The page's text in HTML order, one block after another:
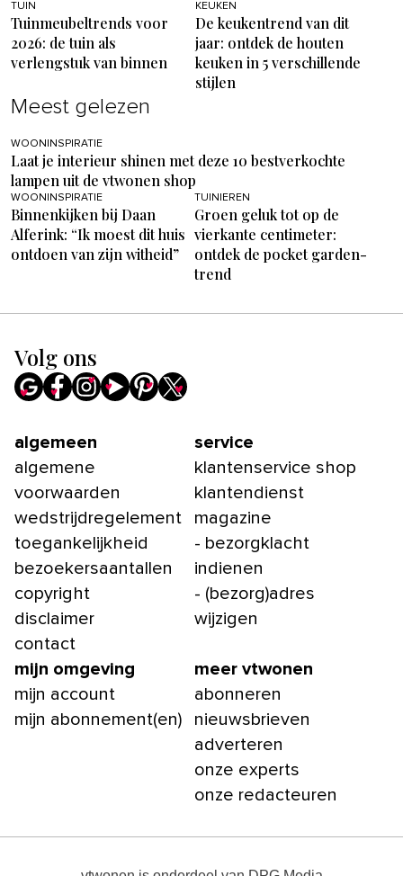
TUIN
Tuinmeubeltrends voor
2026: de tuin als
verlengstuk van binnen
KEUKEN
De keukentrend van dit
jaar: ontdek de houten
keuken in 5 verschillende
stijlen
Meest gelezen
WOONINSPIRATIE
Laat je interieur shinen met deze 10 bestverkochte
lampen uit de vtwonen shop
WOONINSPIRATIE
Binnenkijken bij Daan
Alferink: “Ik moest dit huis
ontdoen van zijn witheid”
TUINIEREN
Groen geluk tot op de
vierkante centimeter:
ontdek de pocket garden-
trend
Volg ons
algemeen
algemene
voorwaarden
wedstrijdregelement
toegankelijkheid
bezoekersaantallen
copyright
disclaimer
contact
service
klantenservice shop
klantendienst
magazine
- bezorgklacht
indienen
- (bezorg)adres
wijzigen
mijn omgeving
mijn account
mijn abonnement(en)
meer vtwonen
abonneren
nieuwsbrieven
adverteren
onze experts
onze redacteuren